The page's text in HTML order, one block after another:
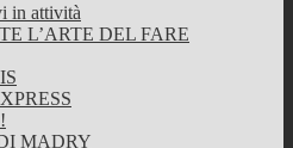
in attività
L’ARTE DEL FARE
MADRY